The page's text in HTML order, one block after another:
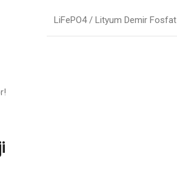
LiFePO4 / Lityum Demir Fosfat